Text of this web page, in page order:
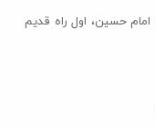
حسین، اول راه قدیم